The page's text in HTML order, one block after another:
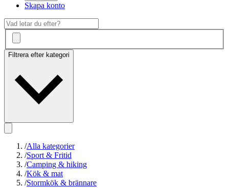
Skapa konto
Filtrera efter kategori
/Alla kategorier
/Sport & Fritid
/Camping & hiking
/Kök & mat
/Stormkök & brännare